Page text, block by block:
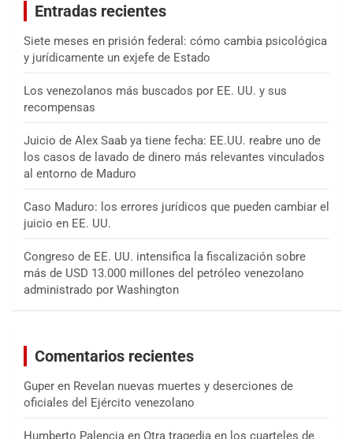
Entradas recientes
Siete meses en prisión federal: cómo cambia psicológica
y jurídicamente un exjefe de Estado
Los venezolanos más buscados por EE. UU. y sus
recompensas
Juicio de Alex Saab ya tiene fecha: EE.UU. reabre uno de
los casos de lavado de dinero más relevantes vinculados
al entorno de Maduro
Caso Maduro: los errores jurídicos que pueden cambiar el
juicio en EE. UU.
Congreso de EE. UU. intensifica la fiscalización sobre
más de USD 13.000 millones del petróleo venezolano
administrado por Washington
Comentarios recientes
Guper en Revelan nuevas muertes y deserciones de
oficiales del Ejército venezolano
Humberto Palencia en Otra tragedia en los cuarteles de